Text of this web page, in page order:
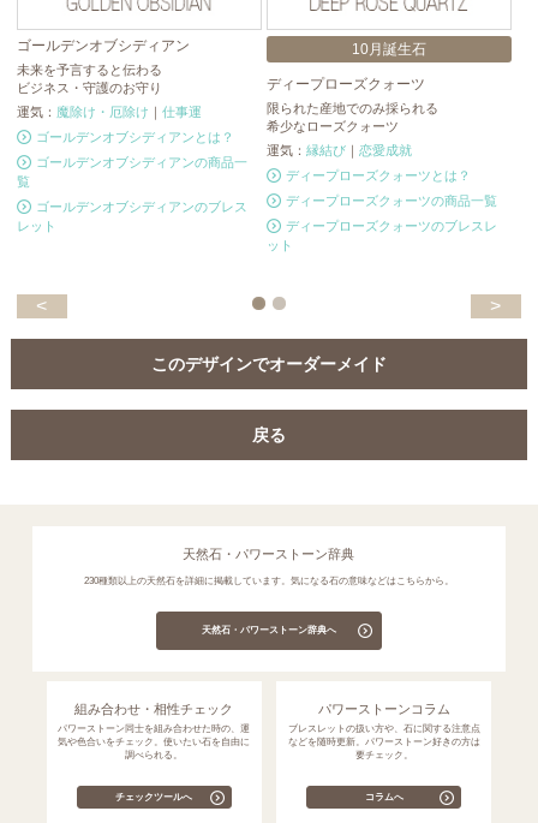
ゴールデンオブシディアン
未来を予言すると伝わる
ビジネス・守護のお守り
運気： 魔除け・厄除け ｜ 仕事運
ゴールデンオブシディアンとは？
ゴールデンオブシディアンの商品一
覧
ゴールデンオブシディアンのブレス
レット
10月誕生石
ディープローズクォーツ
限られた産地でのみ採られる
希少なローズクォーツ
運気：縁結び ｜恋愛成就
ディープローズクォーツとは？
ディープローズクォーツの商品一覧
ディープローズクォーツのブレスレ
ット
< >
このデザインでオーダーメイド
戻る
天然石・パワーストーン辞典
230種類以上の天然石を詳細に掲載しています。気になる石の意味などはこちらから。
天然石・パワーストーン辞典へ
組み合わせ・相性チェック
パワーストーン同士を組み合わせた時の、運
気や色合いをチェック。使いたい石を自由に
調べられる。
チェックツールへ
パワーストーンコラム
ブレスレットの扱い方や、石に関する注意点
などを随時更新。パワーストーン好きの方は
要チェック。
コラムへ